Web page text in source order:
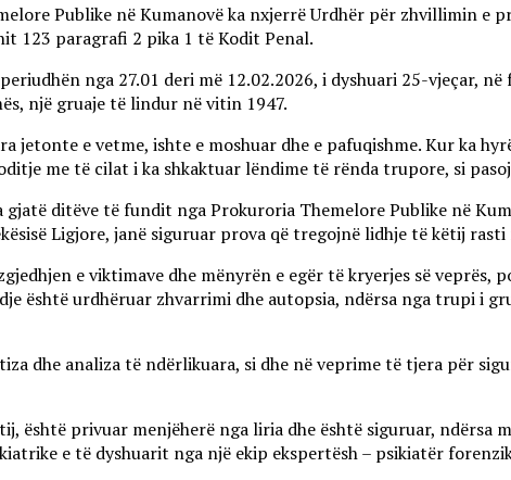
Publike në Kumanovë ka nxjerrë Urdhër për zhvillimin e
123 paragrafi 2 pika 1 të Kodit Penal.
nga 27.01 deri më 12.02.2026, i dyshuari 25-vjeçar,
një gruaje të lindur në vitin 1947.
jetonte e vetme, ishte e moshuar dhe e pafuqishme. Kur ka
me të cilat i ka shkaktuar lëndime të rënda trupore, si
ditëve të fundit nga Prokuroria Themelore Publike në
Ligjore, janë siguruar prova që tregojnë lidhje të këtij
e viktimave dhe mënyrën e egër të kryerjes së
është urdhëruar zhvarrimi dhe autopsia, ndërsa nga trupi i
dhe analiza të ndërlikuara, si dhe në veprime të tjera për
është privuar menjëherë nga liria dhe është siguruar,
e të dyshuarit nga një ekip ekspertësh – psikiatër